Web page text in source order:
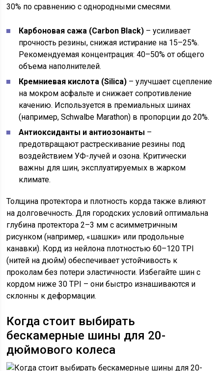
30% по сравнению с однородными смесями.
Карбоновая сажа (Carbon Black) – усиливает
прочность резины, снижая истирание на 15–25%.
Рекомендуемая концентрация: 40–50% от общего
объема наполнителей.
Кремниевая кислота (Silica) – улучшает сцепление
на мокром асфальте и снижает сопротивление
качению. Используется в премиальных шинах
(например, Schwalbe Marathon) в пропорции до 20%.
Антиоксиданты и антиозонанты –
предотвращают растрескивание резины под
воздействием УФ-лучей и озона. Критически
важны для шин, эксплуатируемых в жарком
климате.
Толщина протектора и плотность корда также влияют
на долговечность. Для городских условий оптимальна
глубина протектора 2–3 мм с асимметричным
рисунком (например, «шашки» или продольные
канавки). Корд из нейлона плотностью 60–120 TPI
(нитей на дюйм) обеспечивает устойчивость к
проколам без потери эластичности. Избегайте шин с
кордом ниже 30 TPI – они быстро изнашиваются и
склонны к деформации.
Когда стоит выбирать
бескамерные шины для 20-
дюймового колеса